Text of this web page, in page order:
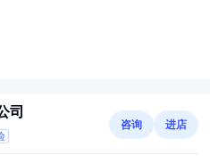
司
咨询 进店